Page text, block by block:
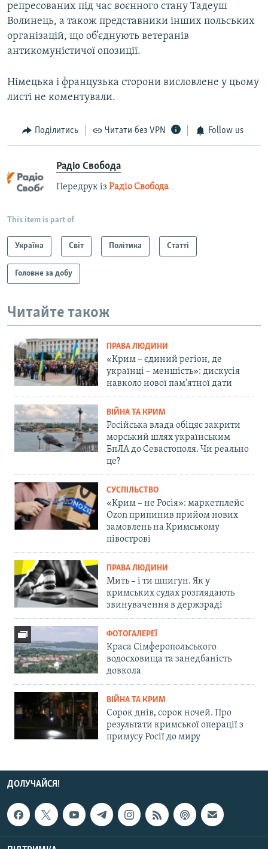
репресованих під час воєнного стану Тадеуш
Волинець, а також представники інших польських
організацій, що об’єднують ветеранів
антикомуністичої опозиції.
Німецька і французька сторони висловлене у цьому
листі не коментували.
Поділитись Читати без VPN Follow us
Радіо Свобода
Передрук із Радіо Свобода
This item is part of
Україна Світ Політика Статті
Головне за добу
Читайте також
ПРАВА ЛЮДИНИ
«Крим – єдиний регіон, де
українці – меншість»: дискусія
навколо нової пам'ятної дати
ВІЙНА ТА КРИМ
Російська влада обіцяє закрити
морський шлях українським
БпЛА до Севастополя. Чи реально
це?
СУСПІЛЬСТВО
«Крим – не Росія»: маркетплейс
Ozon припинив прийом нових
замовлень на Кримському
півострові
ПРАВА ЛЮДИНИ
Мить – і ти шпигун. Як у
кримських судах розглядають
звинувачення в держзраді
ФОТОГАЛЕРЕЇ
Краса Сімферопольського
водосховища та занедбаність
довкола
ВІЙНА ТА КРИМ
Сорок днів, сорок ночей. Про
результати кримської операції з
примусу Росії до миру
ДОЛУЧАЙСЯ!